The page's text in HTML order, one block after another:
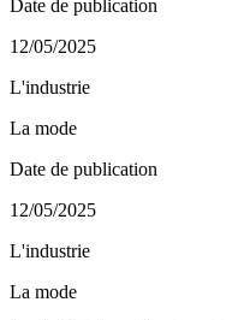
Date de publication
12/05/2025
L'industrie
La mode
Date de publication
12/05/2025
L'industrie
La mode